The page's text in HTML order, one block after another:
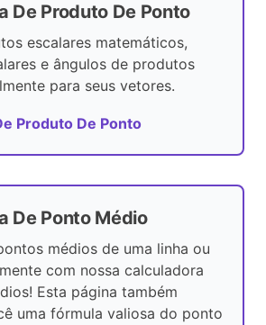
De Produto De Ponto
escalares matemáticos,
e ângulos de produtos
para seus vetores.
Produto De Ponto
De Ponto Médio
médios de uma linha ou
com nossa calculadora
Esta página também
uma fórmula valiosa do ponto